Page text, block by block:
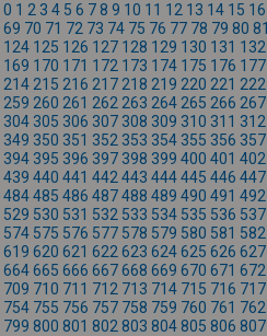
0 1 2 3 4 5 6 78 9 10 11 12 13 14 15 16
69 70 71 72 73 74 75 76 77 78 79 80 81
124 125 126 127 128 129 130 131 132
169 170 171 172 173 174 175 176 177
214 215 216 217 218 219 220 221 222
259 260 261 262 263 264 265 266 267
304 305 306 307 308 309 310 311 312
349 350 351 352 353 354 355 356 357
394 395 396 397 398 399 400 401 402
439 440 441 442 443 444445 446 447
484485 486 487488 489 490 491 492
529 530 531 532 533 534 535 536 537
574 575 576 577 578 579 580 581 582
619 620 621 622 623 624625 626 627
664665 666 667668 669 670 671 672
709 710 711 712 713 714 715 716 717
754 755 756 757 758 759 760 761 762
799 800 801 802 803 804805 806 807